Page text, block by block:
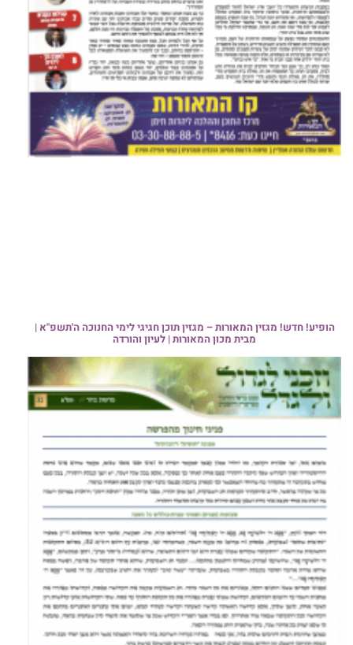
הופיע! חדש! מגזין המאורות – מגזין תוכן חגיגי לימי החנוכה ה'תשפ"א |
מבית מכון המאורות | לעיון והורדה